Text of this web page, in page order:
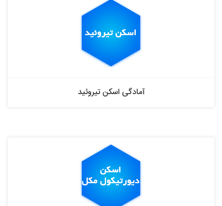
آمادگی اسکن تیروئید